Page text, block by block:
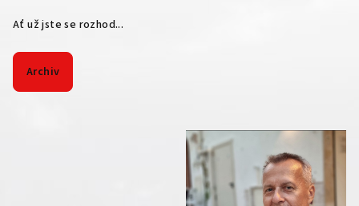
Ať už jste se rozhod...
Archiv